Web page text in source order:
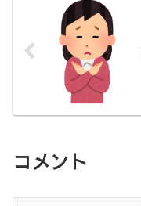
コメント